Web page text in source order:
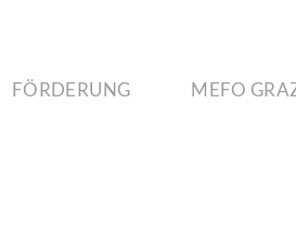
FÖRDE­RUNG MEFO